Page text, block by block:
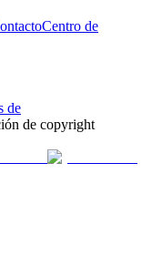
Centro de
de
de copyright